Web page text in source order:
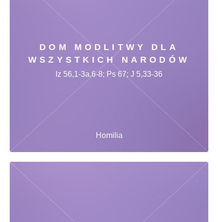
DOM MODLITWY DLA
WSZYSTKICH NARODÓW
Homilia
Iz 56,1-3a.6-8; Ps 67; J 5,33-36